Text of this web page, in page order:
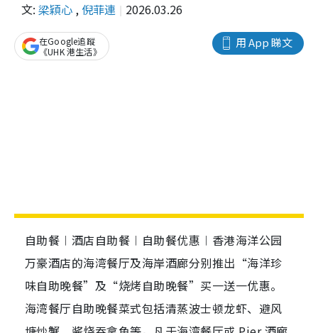
文: 梁穎心 , 倪菲連 2026.03.26
用 App 睇文
在Google追蹤
《UHK 港生活》
自助餐︱酒店自助餐︱自助餐优惠︱香港海洋公园
万豪酒店的海湾餐厅及海岸酒廊分别推出“海洋珍
味自助晚餐”及“烧烤自助晚餐”买一送一优惠。
海湾餐厅自助晚餐菜式包括清蒸波士顿龙虾、避风